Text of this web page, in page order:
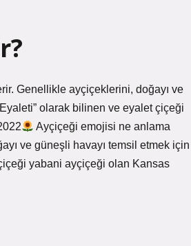
Genellikle ayçiçeklerini, doğayı ve
olarak bilinen ve eyalet çiçeği
Ayçiçeği emojisi ne anlama
ve güneşli havayı temsil etmek için
yabani ayçiçeği olan Kansas